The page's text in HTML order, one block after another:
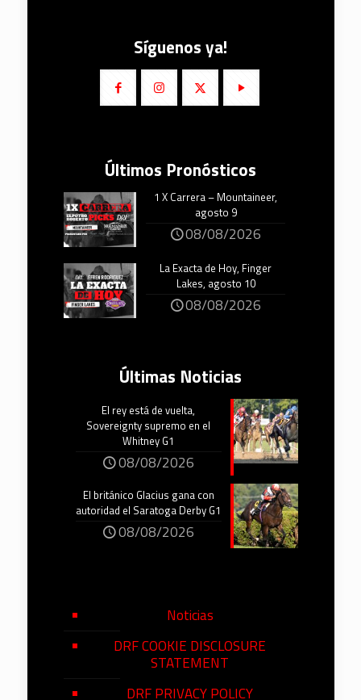
Síguenos ya!
Últimos Pronósticos
1 X Carrera – Mountaineer,
agosto 9
08/08/2026
La Exacta de Hoy, Finger
Lakes, agosto 10
08/08/2026
Últimas Noticias
El rey está de vuelta,
Sovereignty supremo en el
Whitney G1
08/08/2026
El británico Glacius gana con
autoridad el Saratoga Derby G1
08/08/2026
Noticias
DRF COOKIE DISCLOSURE
STATEMENT
DRF PRIVACY POLICY